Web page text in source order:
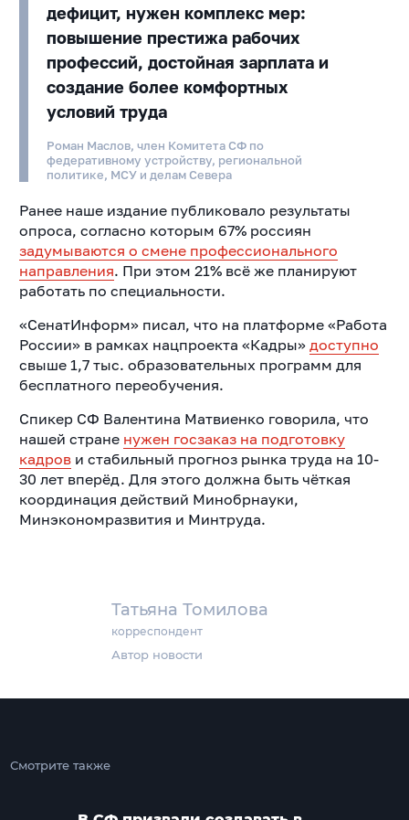
Татьяна Томилова
корреспондент
Автор новости
дефицит, нужен комплекс мер:
повышение престижа рабочих
профессий, достойная зарплата и
создание более комфортных
условий труда
Роман Маслов, член Комитета СФ по
федеративному устройству, региональной
политике, МСУ и делам Севера
Ранее наше издание публиковало результаты
опроса, согласно которым 67% россиян
задумываются о смене профессионального
направления. При этом 21% всё же планируют
работать по специальности.
«СенатИнформ» писал, что на платформе «Работа
России» в рамках нацпроекта «Кадры» доступно
свыше 1,7 тыс. образовательных программ для
бесплатного переобучения.
Спикер СФ Валентина Матвиенко говорила, что
нашей стране нужен госзаказ на подготовку
кадрови стабильный прогноз рынка труда на 10-
30 лет вперёд. Для этого должна быть чёткая
координация действий Минобрнауки,
Минэкономразвития и Минтруда.
Смотрите также